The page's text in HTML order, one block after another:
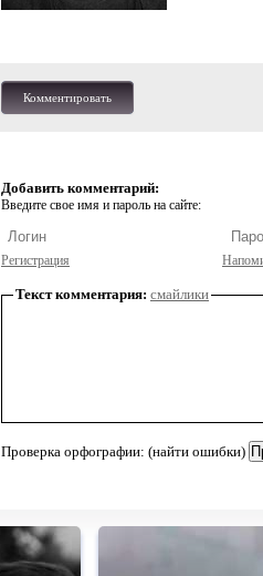
Комментировать
Добавить комментарий:
Введите свое имя и пароль на сайте:
Регистрация
Текст комментария: смайлики
Проверка орфографии: (найти ошибки)